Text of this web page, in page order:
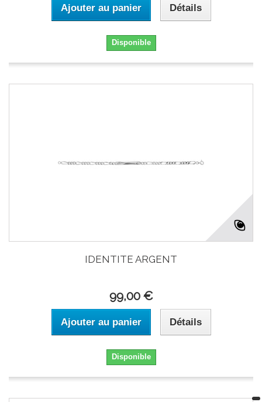
Ajouter au panier Détails
Disponible
IDENTITE ARGENT
99,00 €
Ajouter au panier Détails
Disponible